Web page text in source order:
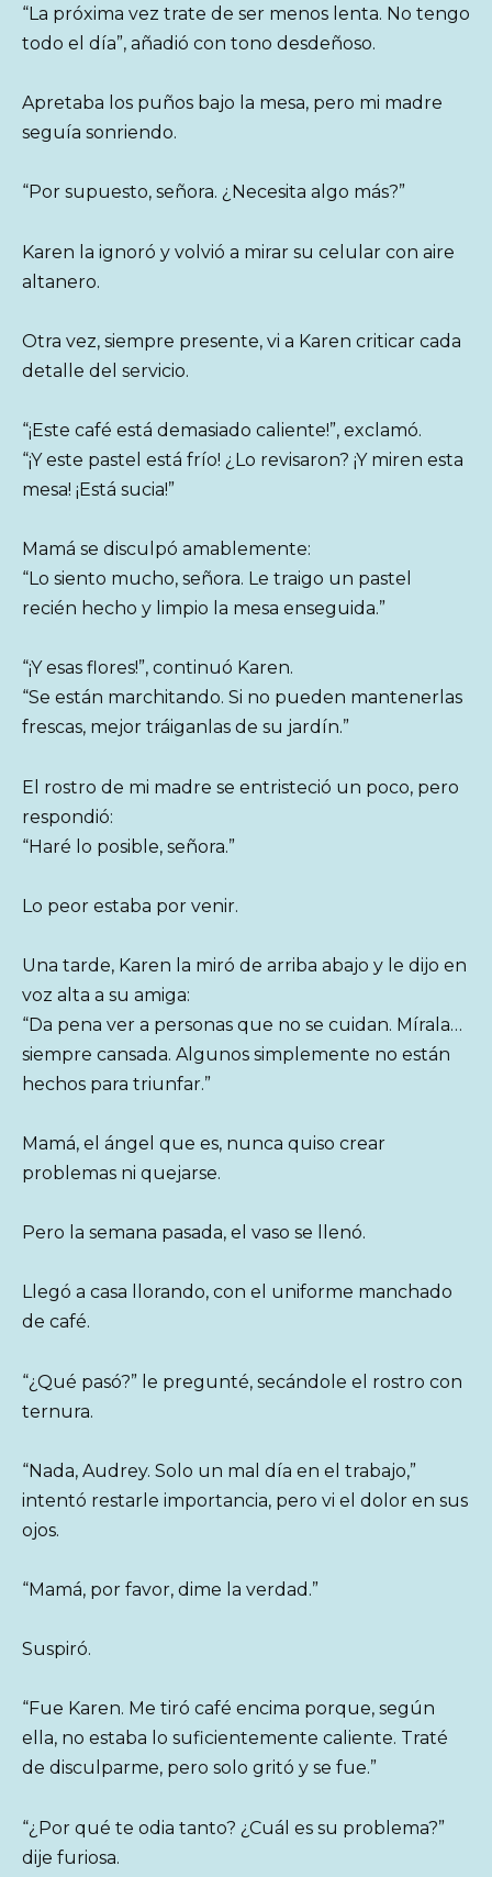
“La próxima vez trate de ser menos lenta. No tengo
todo el día”, añadió con tono desdeñoso.
Apretaba los puños bajo la mesa, pero mi madre
seguía sonriendo.
“Por supuesto, señora. ¿Necesita algo más?”
Karen la ignoró y volvió a mirar su celular con aire
altanero.
Otra vez, siempre presente, vi a Karen criticar cada
detalle del servicio.
“¡Este café está demasiado caliente!”, exclamó.
“¡Y este pastel está frío! ¿Lo revisaron? ¡Y miren esta
mesa! ¡Está sucia!”
Mamá se disculpó amablemente:
“Lo siento mucho, señora. Le traigo un pastel
recién hecho y limpio la mesa enseguida.”
“¡Y esas flores!”, continuó Karen.
“Se están marchitando. Si no pueden mantenerlas
frescas, mejor tráiganlas de su jardín.”
El rostro de mi madre se entristeció un poco, pero
respondió:
“Haré lo posible, señora.”
Lo peor estaba por venir.
Una tarde, Karen la miró de arriba abajo y le dijo en
voz alta a su amiga:
“Da pena ver a personas que no se cuidan. Mírala…
siempre cansada. Algunos simplemente no están
hechos para triunfar.”
Mamá, el ángel que es, nunca quiso crear
problemas ni quejarse.
Pero la semana pasada, el vaso se llenó.
Llegó a casa llorando, con el uniforme manchado
de café.
“¿Qué pasó?” le pregunté, secándole el rostro con
ternura.
“Nada, Audrey. Solo un mal día en el trabajo,”
intentó restarle importancia, pero vi el dolor en sus
ojos.
“Mamá, por favor, dime la verdad.”
Suspiró.
“Fue Karen. Me tiró café encima porque, según
ella, no estaba lo suficientemente caliente. Traté
de disculparme, pero solo gritó y se fue.”
“¿Por qué te odia tanto? ¿Cuál es su problema?”
dije furiosa.